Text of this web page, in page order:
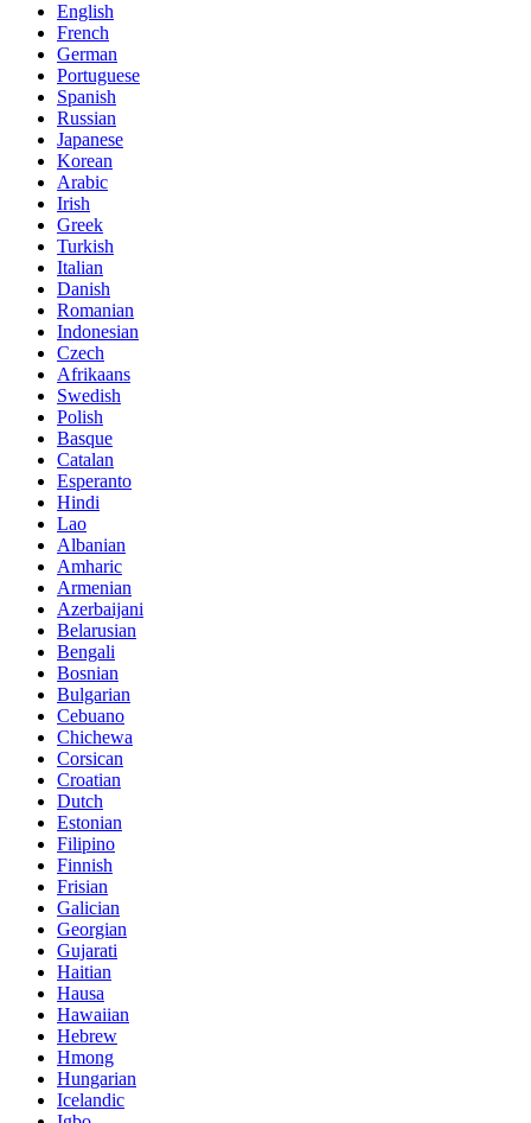
English
French
German
Portuguese
Spanish
Russian
Japanese
Korean
Arabic
Irish
Greek
Turkish
Italian
Danish
Romanian
Indonesian
Czech
Afrikaans
Swedish
Polish
Basque
Catalan
Esperanto
Hindi
Lao
Albanian
Amharic
Armenian
Azerbaijani
Belarusian
Bengali
Bosnian
Bulgarian
Cebuano
Chichewa
Corsican
Croatian
Dutch
Estonian
Filipino
Finnish
Frisian
Galician
Georgian
Gujarati
Haitian
Hausa
Hawaiian
Hebrew
Hmong
Hungarian
Icelandic